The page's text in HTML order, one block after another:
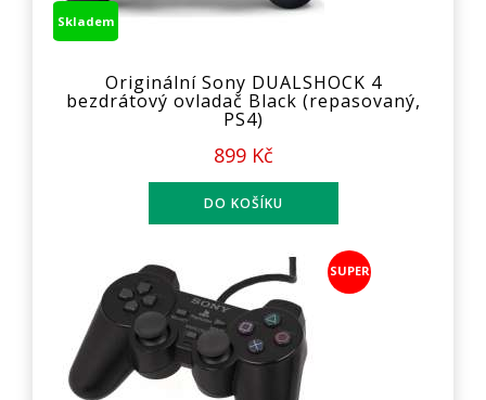
Skladem
Originální Sony DUALSHOCK 4
bezdrátový ovladač Black (repasovaný,
PS4)
899 Kč
SUPER